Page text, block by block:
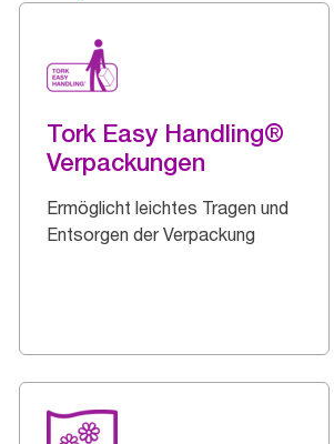
Tork Easy Handling®
Verpackungen
Ermöglicht leichtes Tragen und
Entsorgen der Verpackung